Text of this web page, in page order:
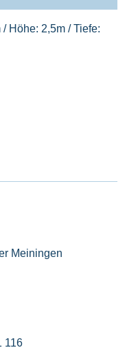
/ Höhe: 2,5m / Tiefe:
Meiningen
116